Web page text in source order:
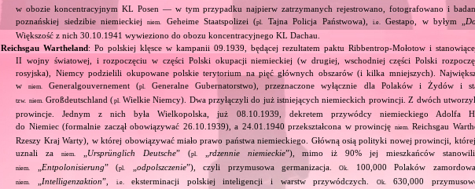
w obozie koncentracyjnym KL Posen — w tym przypadku najpierw zatrzymanych rejestrowano, fotografowano i
poznańskiej siedzibie niemieckiejniem. Geheime Staatspolizei (pl. Tajna Policja Państwowa), i.e. Gestapo, w byłym „
Większość z nich 30.10.1941 wywieziono do obozu koncentracyjnego KL Dachau.
Reichsgau Wartheland: Po polskiej klęsce w kampanii 09.1939, będącej rezultatem paktu Ribbentrop‐Mołotow i
II wojny światowej, i rozpoczęciu w części Polski okupacji niemieckiej (w drugiej, wschodniej części Polski
rosyjska), Niemcy podzielili okupowane polskie terytorium na pięć głównych obszarów (i kilka mniejszych).
wniem. Generalgouvernement (pl. Generalne Gubernatorstwo), przeznaczone wyłącznie dla Polaków i Żydów i
tzw. niem. Großdeutschland (pl.
Wielkie Niemcy). Dwa przyłączyli do już istniejących niemieckich prowincji. Z dwóch
prowincje. Jednym z nich była Wielkopolska, już 08.10.1939, dekretem przywódcy niemieckiego Adolfa
do Niemiec (formalnie zaczął obowiązywać 26.10.1939), a 24.01.1940 przekształcona w prowincję niem. Reichsgau
Rzeszy Kraj Warty), w której obowiązywać miało prawo państwa niemieckiego. Główną osią polityki nowej prowincji,
uznali zaniem. Ursprünglich Deutsche” (pl. rdzennie niemieckie”), mimo iż 90% jej mieszkańców
niem. Entpolonisierung” (pl. odpolszczenie”), czyli przymusowa germanizacja.Ok. 100,000 Polaków
niem. Intelligenzaktion”, i.e. eksterminacji polskiej inteligencji i warstw przywódczych. Ok.
630,000